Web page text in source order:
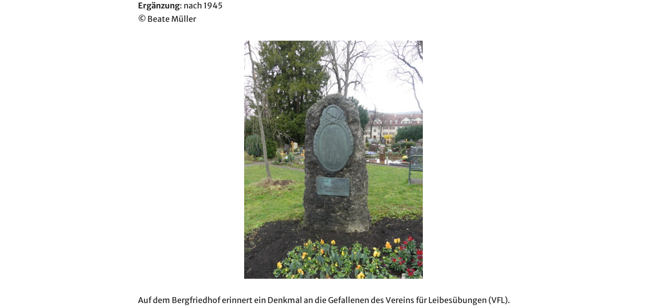
Ergänzung: nach 1945
© Beate Müller
Auf dem Bergfriedhof erinnert ein Denkmal an die Gefallenen des Vereins für Leibesübungen (VFL).